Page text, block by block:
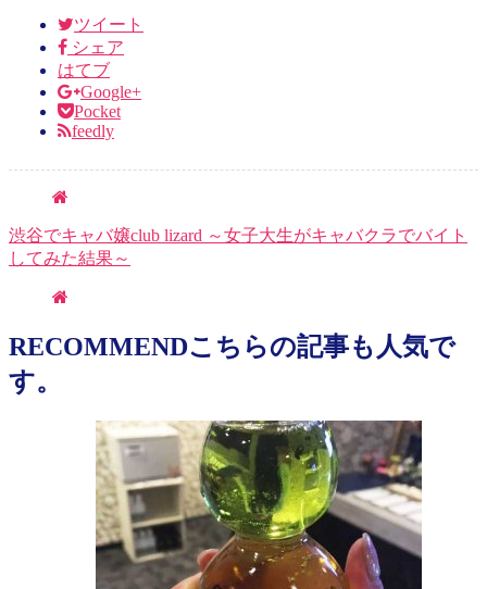
ツイート
シェア
はてブ
Google+
Pocket
feedly
渋谷でキャバ嬢club lizard ～女子大生がキャバクラでバイト
してみた結果～
RECOMMENDこちらの記事も人気で
す。